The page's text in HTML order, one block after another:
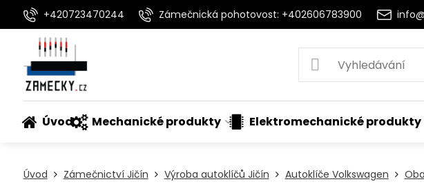
+420723470244 Zámečnická pohotovost: +402606783900
Úvod Mechanické produkty Elektromechanické produkty
Úvod Zámečnictví Jičín Výroba autoklíčů Jičín Autoklíče Volkswagen